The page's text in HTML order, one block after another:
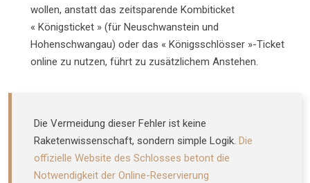
wollen, anstatt das zeitsparende Kombiticket
« Königsticket » (für Neuschwanstein und
Hohenschwangau) oder das « Königsschlösser »-Ticket
online zu nutzen, führt zu zusätzlichem Anstehen.
Die Vermeidung dieser Fehler ist keine
Raketenwissenschaft, sondern simple Logik. Die
offizielle Website des Schlosses betont die
Notwendigkeit der Online-Reservierung